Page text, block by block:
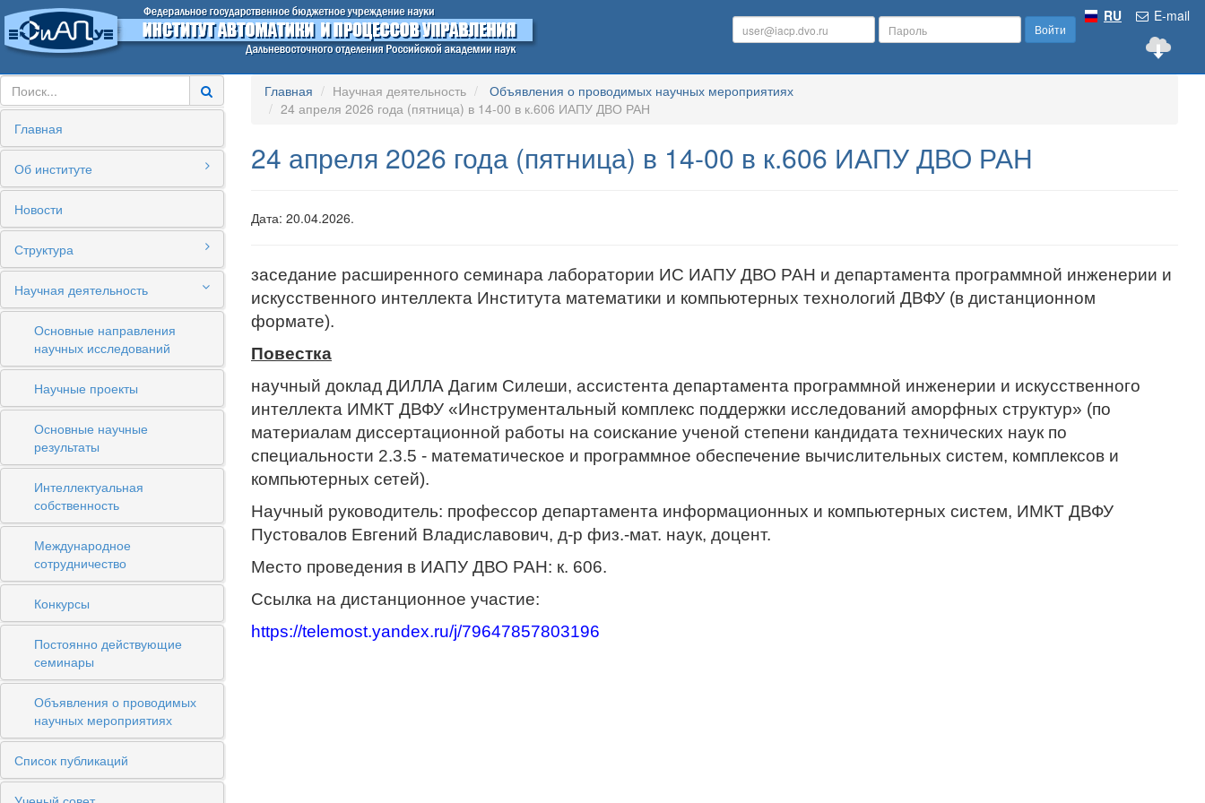
E-mail
RU
Войти
Главная
Об институте
Новости
Структура
Научная деятельность
Основные направления
научных исследований
Научные проекты
Основные научные
результаты
Интеллектуальная
собственность
Международное
сотрудничество
Конкурсы
Постоянно действующие
семинары
Объявления о проводимых
научных мероприятиях
Список публикаций
Главная Научная деятельность
Объявления о проводимых научных мероприятиях
24 апреля 2026 года (пятница) в 14-00 в к.606 ИАПУ ДВО РАН
24 апреля 2026 года (пятница) в 14-00 в к.606 ИАПУ ДВО РАН
Дата: 20.04.2026.
заседание расширенного семинара лаборатории ИС ИАПУ ДВО РАН и департамента программной инженерии и
искусственного интеллекта Института математики и компьютерных технологий ДВФУ (в дистанционном
формате).
Повестка
научный доклад ДИЛЛА Дагим Силеши, ассистента департамента программной инженерии и искусственного
интеллекта ИМКТ ДВФУ «Инструментальный комплекс поддержки исследований аморфных структур» (по
материалам диссертационной работы на соискание ученой степени кандидата технических наук по
специальности 2.3.5 - математическое и программное обеспечение вычислительных систем, комплексов и
компьютерных сетей).
Научный руководитель: профессор департамента информационных и компьютерных систем, ИМКТ ДВФУ
Пустовалов Евгений Владиславович, д-р физ.-мат. наук, доцент.
Место проведения в ИАПУ ДВО РАН: к. 606.
Ссылка на дистанционное участие:
https://telemost.yandex.ru/j/79647857803196